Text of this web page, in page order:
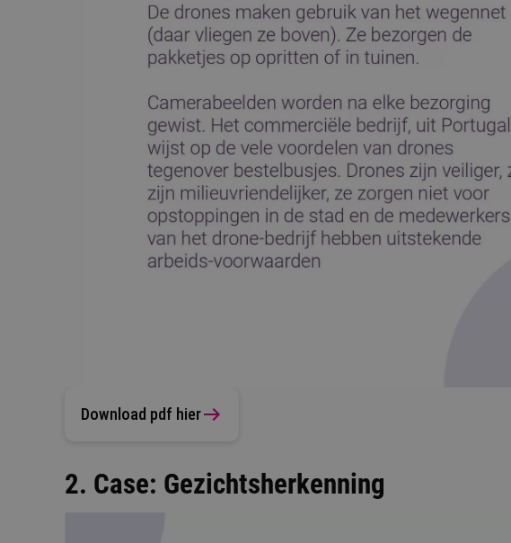
Download pdf hier
2. Case: Gezichtsherkenning